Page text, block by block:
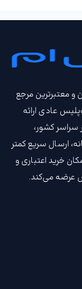
و معتبرترین مرجع
عادی ارائه
کشور،
ارسال سریع کمتر
خرید اعتباری و
عرضه می‌کند.